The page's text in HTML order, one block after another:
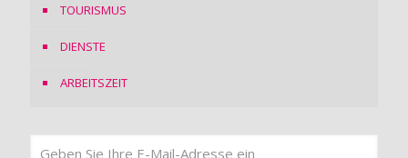
TOURISMUS
DIENSTE
ARBEITSZEIT